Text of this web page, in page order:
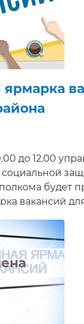
на
времени.
до 12.00
социальной
будет
вакансий
района. В
будут
и
вопросы,